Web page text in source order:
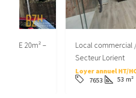
Local commercial / bureau – A
Secteur Lorient
Loyer annuel HT/HC :7 200€
53 m²